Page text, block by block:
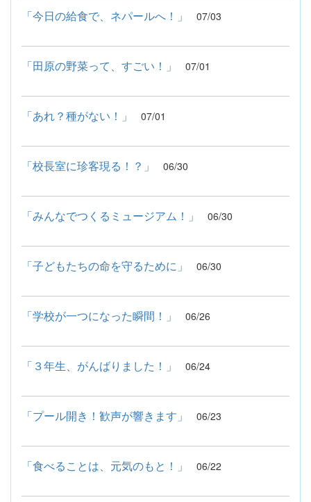
「今日の給食で、ネパールへ！」 07/03
「田原の野菜って、すごい！」 07/01
「あれ？種がない！」 07/01
「校長室に珍客現る！？」 06/30
「みんなでつくるミュージアム！」 06/30
「子どもたちの命を守るために」 06/30
「学校が一つになった瞬間！」 06/26
「３年生、がんばりました！」 06/24
「プール開き！歓声が響きます」 06/23
「食べることは、元気のもと！」 06/22